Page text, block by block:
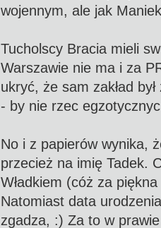
wojennym, ale jak
Tucholscy Bracia mieli
Warszawie nie ma i za
ukryć, że sam zakład
- by nie rzec
No i z papierów wynika,
przecież na imię Tadek.
Władkiem (cóż za
Natomiast data
zgadza, :) Za to w